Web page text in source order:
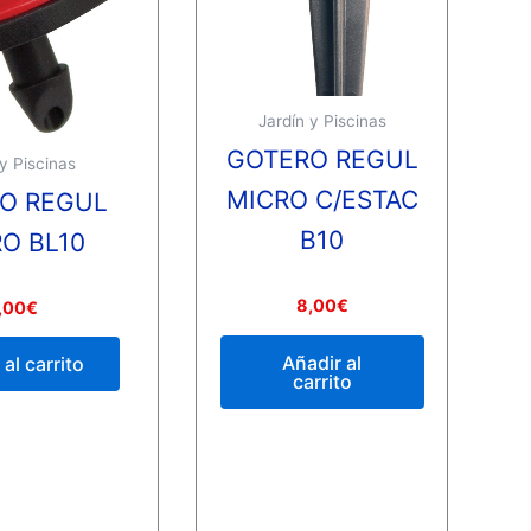
Piscinas
REGUL
BL10
€
carrito
Jardín y Piscinas
GOTERO REGUL
MICRO C/ESTAC
B10
Valorado
0
8,00€
Añadir al
carrito